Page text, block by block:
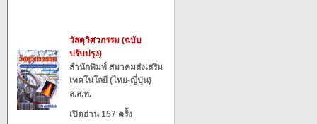
วัสดุวิศวกรรม (ฉบับ
ปรับปรุง)
สำนักพิมพ์ สมาคมส่งเสริม
เทคโนโลยี (ไทย-ญี่ปุ่น)
ส.ส.ท.
เปิดอ่าน 157 ครั้ง